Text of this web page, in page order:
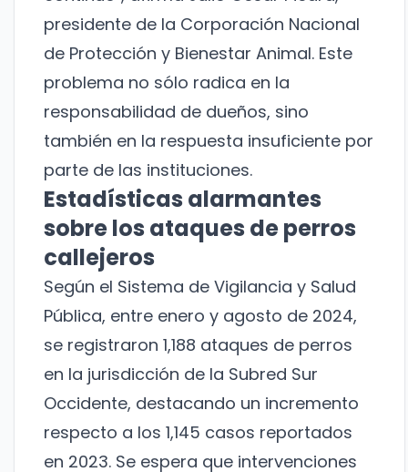
presidente de la Corporación Nacional
de Protección y Bienestar Animal. Este
problema no sólo radica en la
responsabilidad de dueños, sino
también en la respuesta insuficiente por
parte de las instituciones.
Estadísticas alarmantes
sobre los ataques de perros
callejeros
Según el Sistema de Vigilancia y Salud
Pública, entre enero y agosto de 2024,
se registraron 1,188 ataques de perros
en la jurisdicción de la Subred Sur
Occidente, destacando un incremento
respecto a los 1,145 casos reportados
en 2023. Se espera que intervenciones